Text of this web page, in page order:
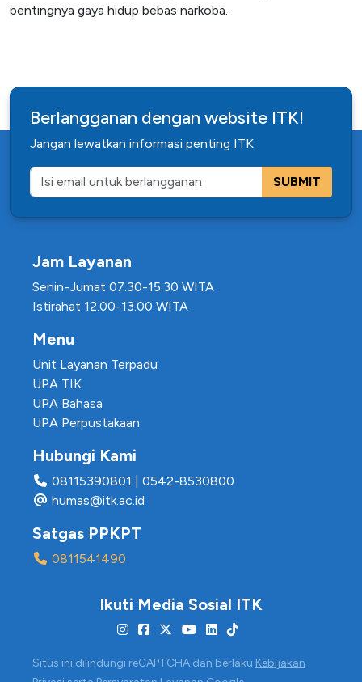
pentingnya gaya hidup bebas narkoba.
Berlangganan dengan website ITK!
Jangan lewatkan informasi penting ITK
SUBMIT
Jam Layanan
Senin-Jumat 07.30-15.30 WITA
Istirahat 12.00-13.00 WITA
Menu
Unit Layanan Terpadu
UPA TIK
UPA Bahasa
UPA Perpustakaan
Hubungi Kami
08115390801
0542-8530800
humas@itk.ac.id
Satgas PPKPT
0811541490
Ikuti Media Sosial ITK
Situs ini dilindungi reCAPTCHA dan berlaku Kebijakan